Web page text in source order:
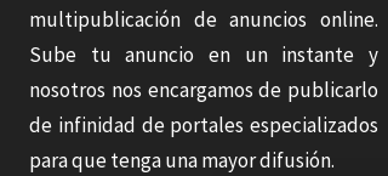
multipublicación de anuncios online.
Sube tu anuncio en un instante y
nosotros nos encargamos de publicarlo
de infinidad de portales especializados
para que tenga una mayor difusión.